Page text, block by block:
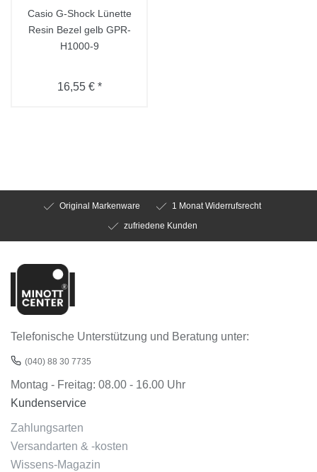
Casio G-Shock Lünette
Resin Bezel gelb GPR-
H1000-9
16,55 € *
Original Markenware
1 Monat Widerrufsrecht
zufriedene Kunden
Telefonische Unterstützung und Beratung unter:
(040) 88 30 7735
Montag - Freitag: 08.00 - 16.00 Uhr
Kundenservice
Zahlungsarten
Versandarten & -kosten
Wissens-Magazin